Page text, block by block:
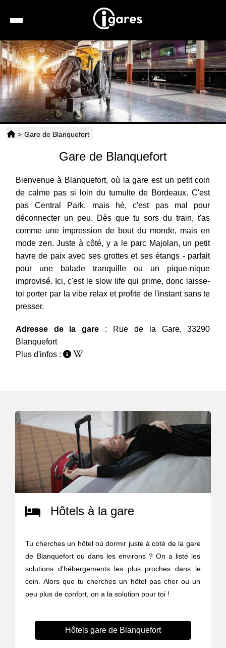
Recherche
Location de voiture
Hôtels
Taxis
Horaires
> Gare de Blanquefort
Gare de Blanquefort
Bienvenue à Blanquefort, où la gare est un petit coin
de calme pas si loin du tumulte de Bordeaux. C'est
pas Central Park, mais hé, c'est pas mal pour
déconnecter un peu. Dès que tu sors du train, t'as
comme une impression de bout du monde, mais en
mode zen. Juste à côté, y a le parc Majolan, un petit
havre de paix avec ses grottes et ses étangs - parfait
pour une balade tranquille ou un pique-nique
improvisé. Ici, c'est le slow life qui prime, donc laisse-
toi porter par la vibe relax et profite de l'instant sans te
presser.
Adresse de la gare : Rue de la Gare, 33290
Blanquefort
Plus d'infos :
Hôtels à la gare
Tu cherches un hôtel où dormir juste à coté de la gare
de Blanquefort ou dans les environs ? On a listé les
solutions d'hébergements les plus proches dans le
coin. Alors que tu cherches un hôtel pas cher ou un
peu plus de confort, on a la solution pour toi !
Hôtels gare de Blanquefort